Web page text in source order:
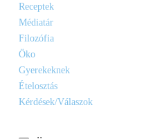
Receptek
Médiatár
Filozófia
Öko
Gyerekeknek
Ételosztás
Kérdések/Válaszok